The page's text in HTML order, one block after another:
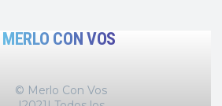
MERLO CON VOS
© Merlo Con Vos